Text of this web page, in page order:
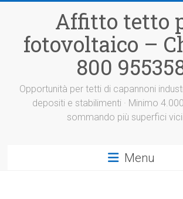
Affitto tetto
fotovoltaico –
800
Opportunità per tetti di capannoni
depositi e stabilimenti · Minimo
sommando più superfici
Menu